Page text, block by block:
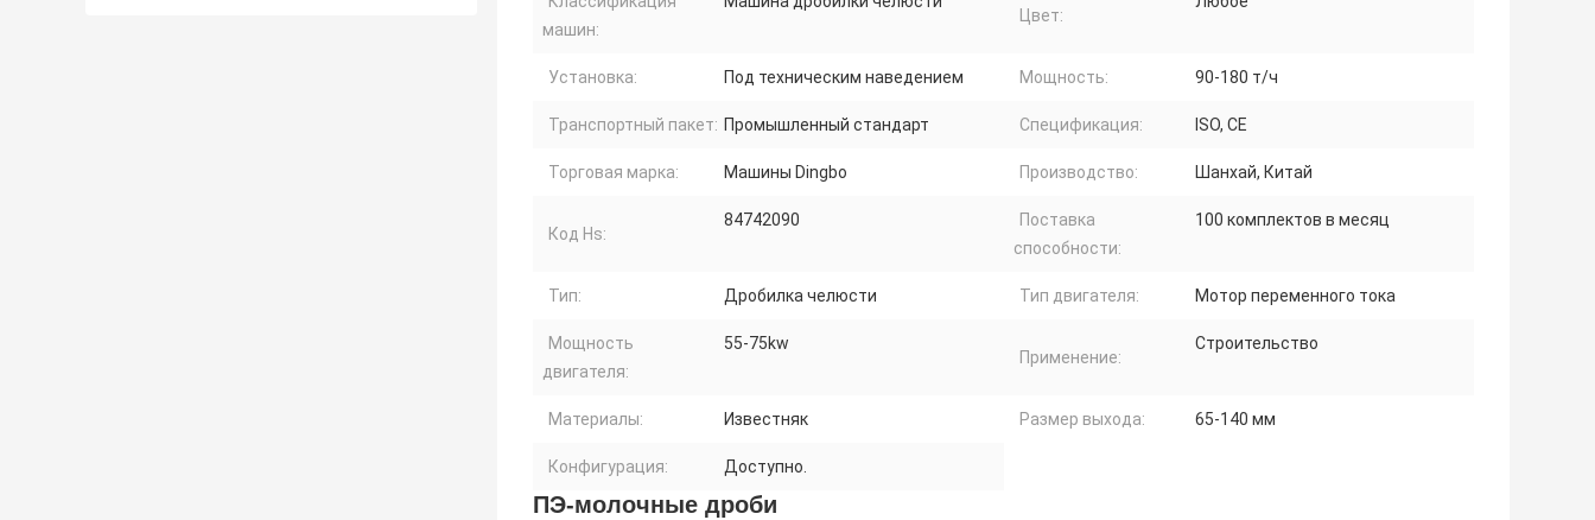
машин:
Цвет:
Установка: Под техническим наведением Мощность: 90-180 т/ч
Транспортный пакет: Промышленный стандарт Спецификация: ISO, CE
Торговая марка: Машины Dingbo Производство: Шанхай, Китай
Код Hs:
84742090
Поставка
способности:
100 комплектов в месяц
Тип: Дробилка челюсти Тип двигателя: Мотор переменного тока
Мощность
двигателя:
55-75kw
Применение:
Строительство
Материалы: Известняк Размер выхода: 65-140 мм
Конфигурация: Доступно.
ПЭ-молочные дроби